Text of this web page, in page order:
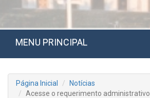
MENU PRINCIPAL
Página Inicial
Notícias
Acesse o requerimento administrativo